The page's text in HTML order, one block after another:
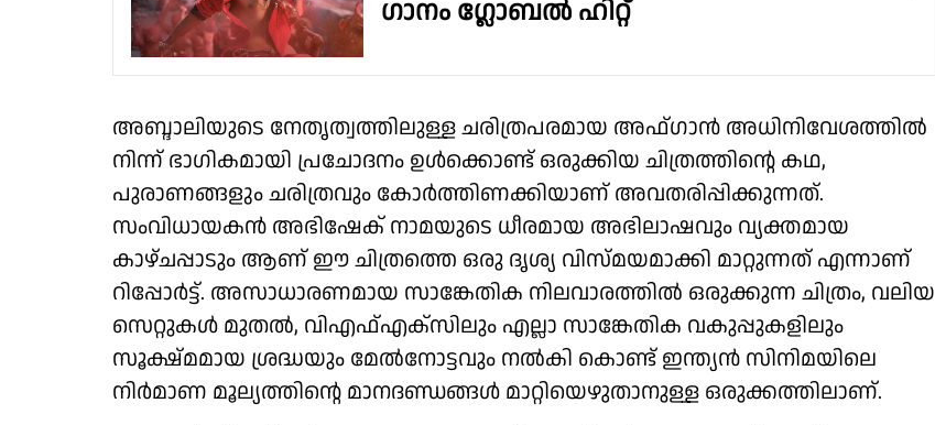
ഗാനം ഗ്ലോബൽ ഹിറ്റ്
അബ്ദാലിയുടെ നേതൃത്വത്തിലുള്ള ചരിത്രപരമായ അഫ്ഗാൻ അധിനിവേശത്തിൽ
നിന്ന് ഭാഗികമായി പ്രചോദനം ഉൾക്കൊണ്ട് ഒരുക്കിയ ചിത്രത്തിന്റെ കഥ,
പുരാണങ്ങളും ചരിത്രവും കോർത്തിണക്കിയാണ് അവതരിപ്പിക്കുന്നത്.
സംവിധായകൻ അഭിഷേക് നാമയുടെ ധീരമായ അഭിലാഷവും വ്യക്തമായ
കാഴ്ചപ്പാടും ആണ് ഈ ചിത്രത്തെ ഒരു ദൃശ്യ വിസ്മയമാക്കി മാറ്റുന്നത് എന്നാണ്
റിപ്പോർട്ട്. അസാധാരണമായ സാങ്കേതിക നിലവാരത്തിൽ ഒരുക്കുന്ന ചിത്രം, വലിയ
സെറ്റുകൾ മുതൽ, വിഎഫ്എക്സിലും എല്ലാ സാങ്കേതിക വകുപ്പുകളിലും
സൂക്ഷ്മമായ ശ്രദ്ധയും മേൽനോട്ടവും നൽകി കൊണ്ട് ഇന്ത്യൻ സിനിമയിലെ
നിർമാണ മൂല്യത്തിന്റെ മാനദണ്ഡങ്ങൾ മാറ്റിയെഴുതാനുള്ള ഒരുക്കത്തിലാണ്.